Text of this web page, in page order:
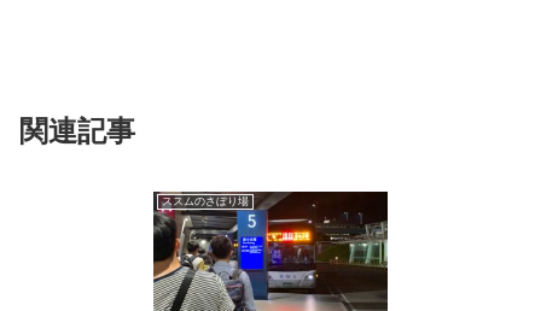
関連記事
ススムのさぼり場